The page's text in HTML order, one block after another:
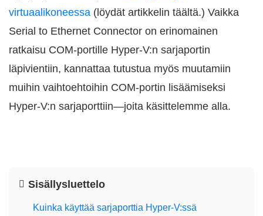
virtuaalikoneessa (löydät artikkelin täältä.) Vaikka
Serial to Ethernet Connector on erinomainen
ratkaisu COM-portille Hyper-V:n sarjaportin
läpivientiin, kannattaa tutustua myös muutamiin
muihin vaihtoehtoihin COM-portin lisäämiseksi
Hyper-V:n sarjaporttiin—joita käsittelemme alla.
Sisällysluettelo
Kuinka käyttää sarjaporttia Hyper-V:ssä